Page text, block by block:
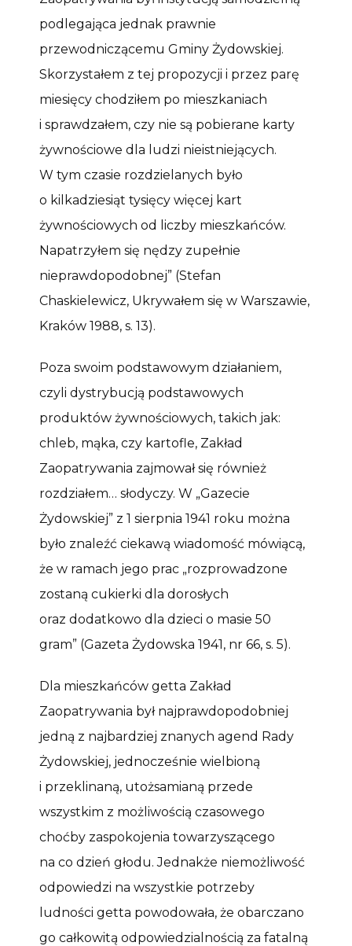
podlegająca jednak prawnie
przewodniczącemu Gminy Żydowskiej.
Skorzystałem z tej propozycji i przez parę
miesięcy chodziłem po mieszkaniach
i sprawdzałem, czy nie są pobierane karty
żywnościowe dla ludzi nieistniejących.
W tym czasie rozdzielanych było
o kilkadziesiąt tysięcy więcej kart
żywnościowych od liczby mieszkańców.
Napatrzyłem się nędzy zupełnie
nieprawdopodobnej” (Stefan
Chaskielewicz, Ukrywałem się w Warszawie,
Kraków 1988, s. 13).
Poza swoim podstawowym działaniem,
czyli dystrybucją podstawowych
produktów żywnościowych, takich jak:
chleb, mąka, czy kartofle, Zakład
Zaopatrywania zajmował się również
rozdziałem… słodyczy. W „Gazecie
Żydowskiej” z 1 sierpnia 1941 roku można
było znaleźć ciekawą wiadomość mówiącą,
że w ramach jego prac „rozprowadzone
zostaną cukierki dla dorosłych
oraz dodatkowo dla dzieci o masie 50
gram” (Gazeta Żydowska 1941, nr 66, s. 5).
Dla mieszkańców getta Zakład
Zaopatrywania był najprawdopodobniej
jedną z najbardziej znanych agend Rady
Żydowskiej, jednocześnie wielbioną
i przeklinaną, utożsamianą przede
wszystkim z możliwością czasowego
choćby zaspokojenia towarzyszącego
na co dzień głodu. Jednakże niemożliwość
odpowiedzi na wszystkie potrzeby
ludności getta powodowała, że obarczano
go całkowitą odpowiedzialnością za fatalną